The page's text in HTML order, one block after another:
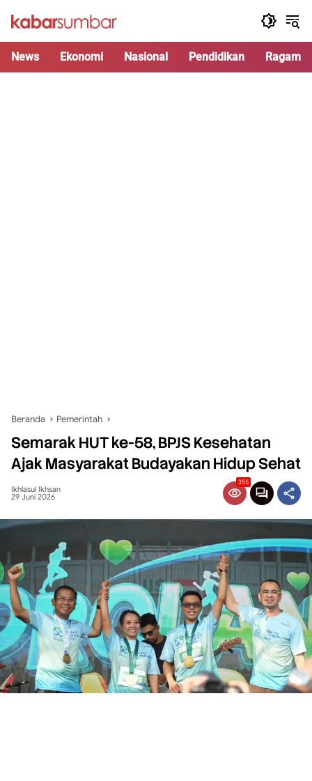
News Ekonomi Nasional Pendidikan Ragam
Beranda Pemerintah
Semarak HUT ke-58, BPJS Kesehatan
Ajak Masyarakat Budayakan Hidup Sehat
Ikhlasul Ikhsan
29 Juni 2026
355